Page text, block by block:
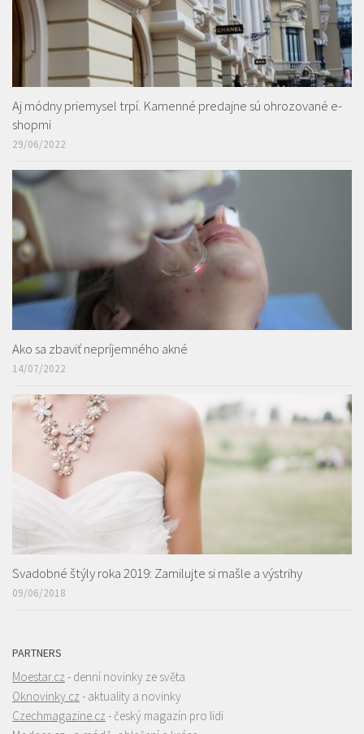
Aj módny priemysel trpí. Kamenné predajne sú ohrozované e-
shopmi
29/06/2022
Ako sa zbaviť nepríjemného akné
14/07/2022
Svadobné štýly roka 2019: Zamilujte si mašle a výstrihy
09/06/2018
PARTNERS
Moestar.cz - denní novinky ze světa
Oknovinky.cz - aktuality a novinky
Czechmagazine.cz - český magazín pro lidi